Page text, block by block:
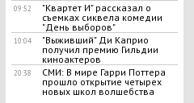
09:52
"Квартет И" рассказал о
съемках сиквела комедии
"День выборов"
10:04
"Выживший" Ди Каприо
получил премию Гильдии
киноактеров
20:38
СМИ: В мире Гарри Поттера
прошло открытие четырех
новых школ волшебства